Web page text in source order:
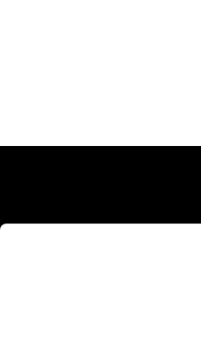
Erftstadt,